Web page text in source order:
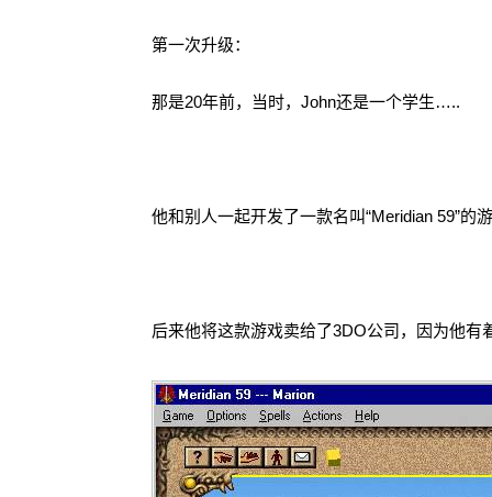
第一次升级：
那是20年前，当时，John还是一个学生…..
他和别人一起开发了一款名叫“Meridian 59”
后来他将这款游戏卖给了3DO公司，因为他